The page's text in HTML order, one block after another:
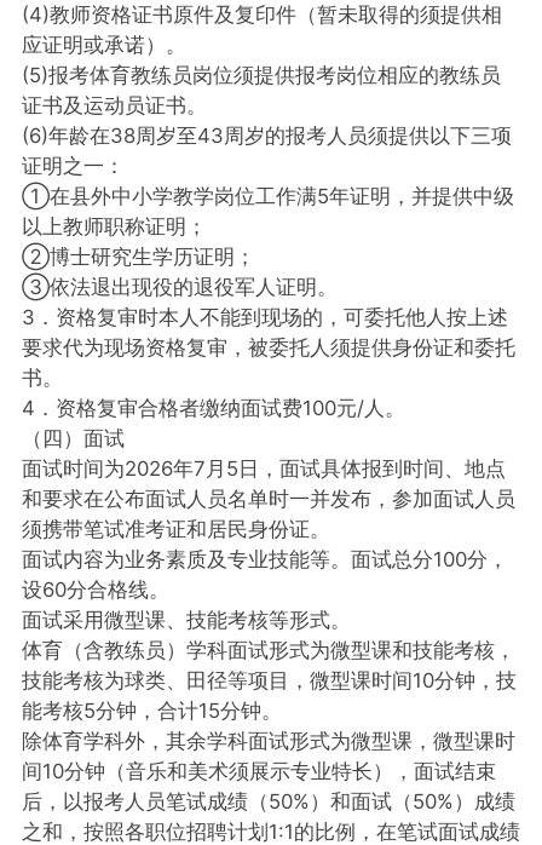
(4)教师资格证书原件及复印件（暂未取得的须提供相
应证明或承诺）。
(5)报考体育教练员岗位须提供报考岗位相应的教练员
证书及运动员证书。
(6)年龄在38周岁至43周岁的报考人员须提供以下三项
证明之一：
①在县外中小学教学岗位工作满5年证明，并提供中级
以上教师职称证明；
②博士研究生学历证明；
③依法退出现役的退役军人证明。
3．资格复审时本人不能到现场的，可委托他人按上述
要求代为现场资格复审，被委托人须提供身份证和委托
书。
4．资格复审合格者缴纳面试费100元/人。
（四）面试
面试时间为2026年7月5日，面试具体报到时间、地点
和要求在公布面试人员名单时一并发布，参加面试人员
须携带笔试准考证和居民身份证。
面试内容为业务素质及专业技能等。面试总分100分，
设60分合格线。
面试采用微型课、技能考核等形式。
体育（含教练员）学科面试形式为微型课和技能考核，
技能考核为球类、田径等项目，微型课时间10分钟，技
能考核5分钟，合计15分钟。
除体育学科外，其余学科面试形式为微型课，微型课时
间10分钟（音乐和美术须展示专业特长），面试结束
后，以报考人员笔试成绩（50%）和面试（50%）成绩
之和，按照各职位招聘计划1:1的比例，在笔试面试成绩